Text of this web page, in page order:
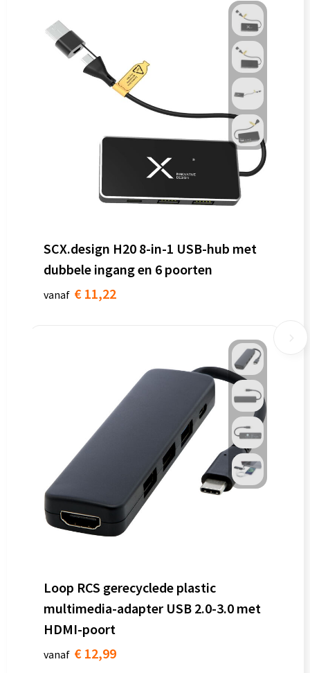
SCX.design H20 8-in-1 USB-hub met
dubbele ingang en 6 poorten
vanaf € 11,22
Loop RCS gerecyclede plastic
multimedia-adapter USB 2.0-3.0 met
HDMI-poort
vanaf € 12,99